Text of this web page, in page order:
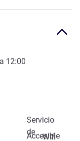
12:00
Servicio
de
Accesible
Wifi